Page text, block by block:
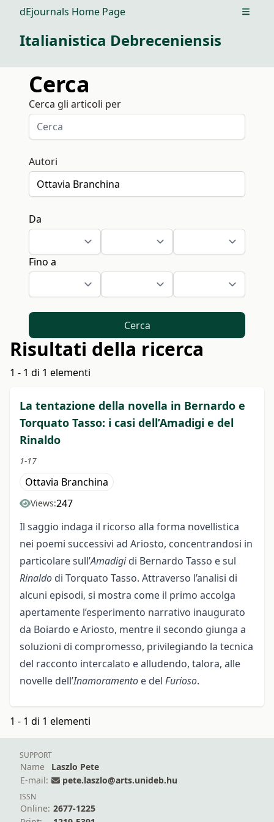
dEjournals Home Page Open
Italianistica Debreceniensis
Cerca
Cerca gli articoli per
Autori
Da
Fino a
Cerca
Risultati della ricerca
1 - 1 di 1 elementi
La tentazione della novella in Bernardo e
Torquato Tasso: i casi dell’Amadigi e del
Rinaldo
1-17
Ottavia Branchina
Views:247
Il saggio indaga il ricorso alla forma novellistica
nei poemi successivi ad Ariosto, concentrandosi in
particolare sull’Amadigidi Bernardo Tasso e sul
Rinaldo di Torquato Tasso. Attraverso l’analisi di
alcuni episodi, si mostra come il primo accolga
apertamente l’esperimento narrativo inaugurato
da Boiardo e Ariosto, mentre il secondo giunga a
soluzioni di compromesso, privilegiando la tecnica
del racconto intercalato e alludendo, talora, alle
novelle dell’Inamoramento e del Furioso.
1 - 1 di 1 elementi
SUPPORT
Name
Laszlo Pete
E-mail:
pete.laszlo@arts.unideb.hu
ISSN
Online: 2677-1225